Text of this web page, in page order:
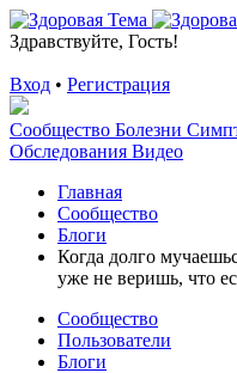
Здравствуйте, Гость!
Вход • Регистрация
Сообщество Болезни
Обследования Видео
Главная
Сообщество
Блоги
Когда долго
уже не веришь, что
Сообщество
Пользователи
Блоги